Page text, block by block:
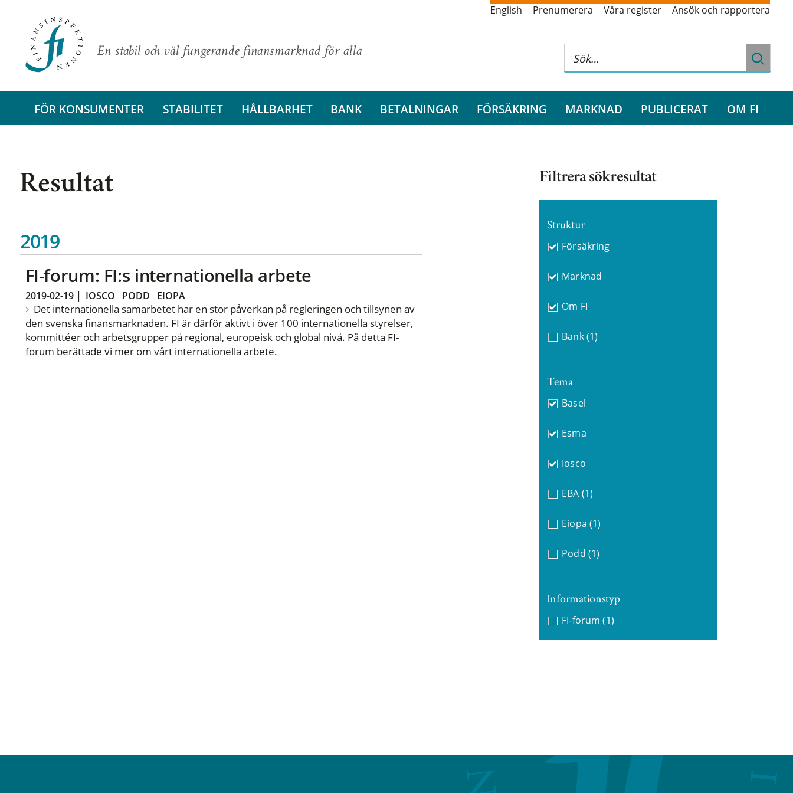
En stabil och väl fungerande finansmarknad för alla
English Prenumerera Våra register Ansök och rapportera
FÖR KONSUMENTER STABILITET HÅLLBARHET BANK BETALNINGAR FÖRSÄKRING MARKNAD PUBLICERAT OM FI
Resultat
2019
FI-forum: FI:s internationella arbete
2019-02-19| IOSCO PODD EIOPA
Det internationella samarbetet har en stor påverkan på regleringen och tillsynen av
den svenska finansmarknaden. FI är därför aktivt i över 100 internationella styrelser,
kommittéer och arbetsgrupper på regional, europeisk och global nivå. På detta FI-
forum berättade vi mer om vårt internationella arbete.
Filtrera sökresultat
Struktur
Försäkring
Marknad
Om FI
Bank (1)
Tema
Basel
Esma
Iosco
EBA (1)
Eiopa (1)
Podd (1)
Informationstyp
FI-forum (1)